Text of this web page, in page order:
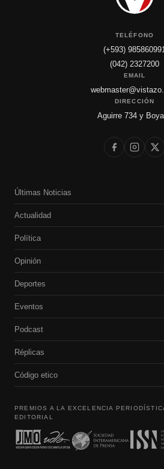
TELÉFONO
(+593) 985860991
(042) 2327200
EMAIL
DIRECCIÓN
Aguirre 734 y
Últimas Noticias
Actualidad
Política
Opinión
Deportes
Eventos
Podcast
Réplicas
Código etico
PREMIOS A LA EXCELENCIA
EDITORIAL